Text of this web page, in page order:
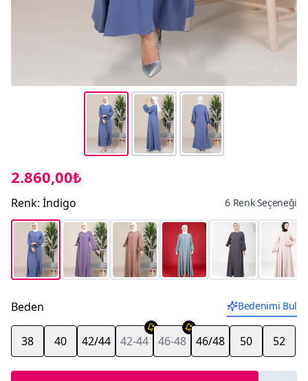
2.860,00₺
Renk: İndigo 6 Renk Seçeneği
Beden Bedenimi Bul
38 40 42/44 42-44 46-48 46/48 50 52